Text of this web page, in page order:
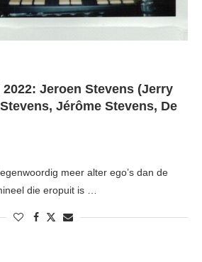
2022: Jeroen Stevens (Jerry
Jérôme Stevens, De
meer alter ego’s dan de
die eropuit is …